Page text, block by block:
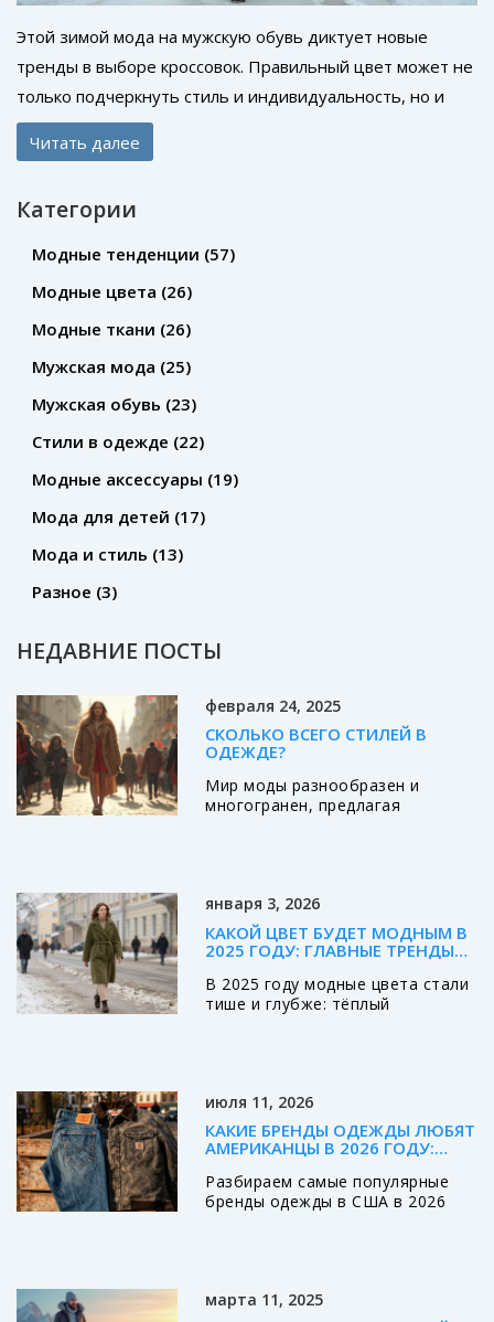
Этой зимой мода на мужскую обувь диктует новые
тренды в выборе кроссовок. Правильный цвет может не
только подчеркнуть стиль и индивидуальность, но и
добавить уверенности в зимний гардероб. Мы
рассмотрим основные цветовые тренды, которые
с повседневной одеждой. Узнайте, какие цвета
кроссовок помогут сделать ваш образ модным и
Читать далее
Категории
Модные тенденции (57)
Модные цвета (26)
Модные ткани (26)
Мужская мода (25)
Мужская обувь (23)
Стили в одежде (22)
Модные аксессуары (19)
Мода для детей (17)
Мода и стиль (13)
Разное (3)
НЕДАВНИЕ ПОСТЫ
февраля 24, 2025
СКОЛЬКО ВСЕГО СТИЛЕЙ В
ОДЕЖДЕ?
Мир моды разнообразен и
многогранен, предлагая
особенности и
привлекательность. Как
разобраться во всех деталях и
выбрать то, что подходит
именно вам? Рассмотрим самые
популярные из них и дадим
января 3, 2026
КАКОЙ ЦВЕТ БУДЕТ МОДНЫМ В
2025 ГОДУ: ГЛАВНЫЕ ТРЕНДЫ
В 2025 году модные цвета стали
тише и глубже: тёплый
уюта и уверенности.
июля 11, 2026
КАКИЕ БРЕНДЫ ОДЕЖДЫ ЛЮБЯТ
АМЕРИКАНЦЫ В 2026 ГОДУ:
Разбираем самые популярные
бренды одежды в США в 2026
применить их опыт в своем
марта 11, 2025